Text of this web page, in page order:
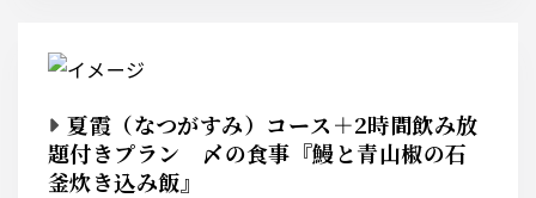
夏霞（なつがすみ）コース＋2時間飲み放
題付きプラン 〆の食事『鰻と青山椒の石
釜炊き込み飯』